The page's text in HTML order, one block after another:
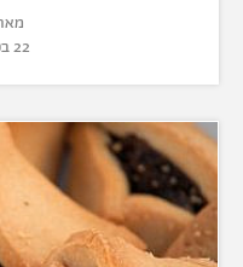
22 בפברואר 2026